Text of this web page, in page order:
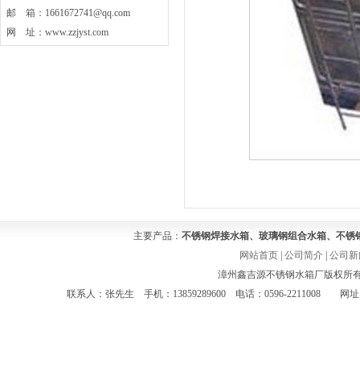
邮 箱：1661672741@qq.com
网 址：www.zzjyst.com
主要产品： 不锈钢焊接水箱、玻璃钢组合水箱、不
网站首页 公司简介 公司
漳州鑫吉源不锈钢水箱厂版权所
联系人：张先生 手机：13859289600 电话：0596-2211008 网址